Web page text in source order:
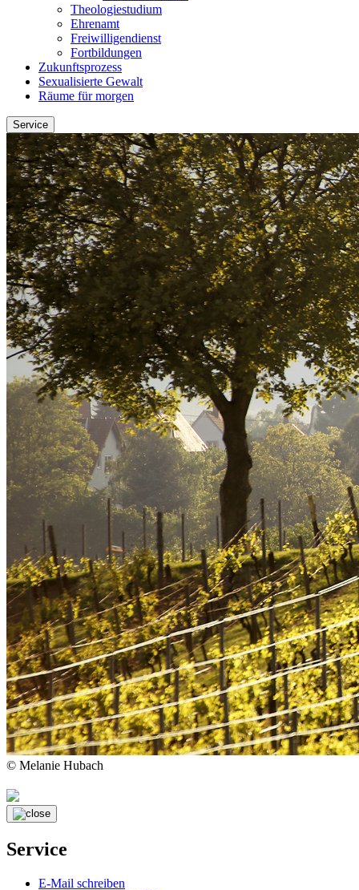
Theologiestudium
Ehrenamt
Freiwilligendienst
Fortbildungen
Zukunftsprozess
Sexualisierte Gewalt
Räume für morgen
Service
© Melanie Hubach
Service
E-Mail schreiben